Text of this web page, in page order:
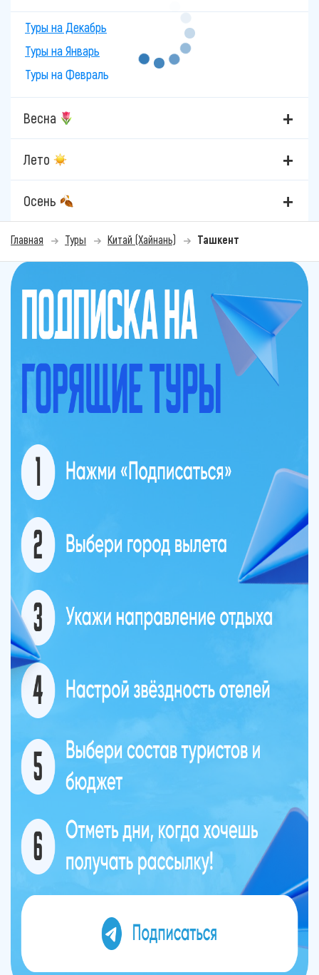
Туры на Декабрь
Туры на Январь
Туры на Февраль
Весна
Лето
Осень
Главная Туры Китай (Хайнань) Ташкент